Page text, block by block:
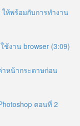
ให้พร้อมกับการทำงาน
ช้งาน browser (3:09)
าหน้ากระดาษก่อน
ตอนที่ 2